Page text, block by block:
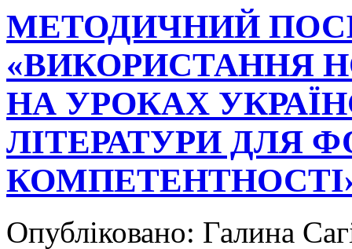
МЕТОДИЧНИЙ
«ВИКОРИСТАННЯ
НА УРОКАХ
ЛІТЕРАТУРИ ДЛЯ
Опубліковано: Галина